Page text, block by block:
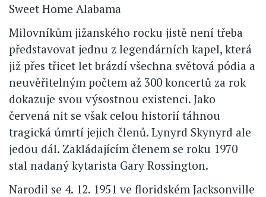
Sweet Home Alabama
Milovníkům jižanského rocku jistě není třeba
představovat jednu z legendárních kapel, která
již přes třicet let brázdí všechna světová pódia a
neuvěřitelným počtem až 300 koncertů za rok
dokazuje svou výsostnou existenci. Jako
červená nit se však celou historií táhnou
tragická úmrtí jejich členů. Lynyrd Skynyrd ale
jedou dál. Zakládajícím členem se roku 1970
stal nadaný kytarista Gary Rossington.
Narodil se 4. 12. 1951 ve floridském Jacksonville